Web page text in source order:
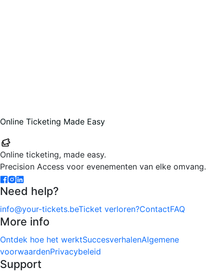
Online Ticketing Made Easy
Online ticketing, made easy.
Precision Access voor evenementen van elke omvang.
Need help?
info@your-tickets.beTicket verloren?ContactFAQ
More info
Ontdek hoe het werktSuccesverhalenAlgemene
voorwaardenPrivacybeleid
Support